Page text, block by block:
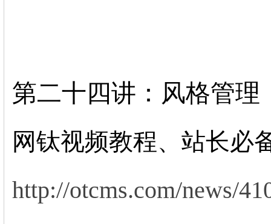
第二十四讲：风格管理
网钛视频教程、站长必
http://otcms.com/news/